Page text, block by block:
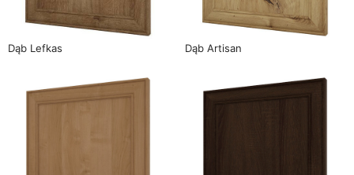
Dąb Lefkas Dąb Artisan